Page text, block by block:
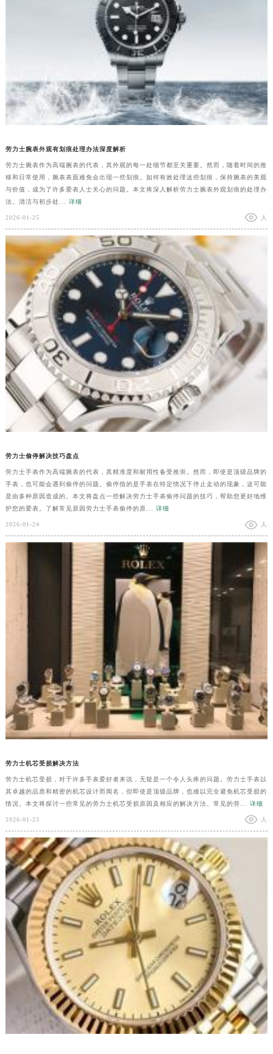
劳力士腕表外观有划痕处理办法深度解析
劳力士腕表作为高端腕表的代表，其外观的每一处细节都至关重要。然而，随着时间的推
移和日常使用，腕表表面难免会出现一些划痕。如何有效处理这些划痕，保持腕表的美观
与价值，成为了许多爱表人士关心的问题。本文将深入解析劳力士腕表外观划痕的处理办
法。清洁与初步处... 详细
2026-01-25 人
劳力士偷停解决技巧盘点
劳力士手表作为高端腕表的代表，其精准度和耐用性备受推崇。然而，即使是顶级品牌的
手表，也可能会遇到偷停的问题。偷停指的是手表在特定情况下停止走动的现象，这可能
是由多种原因造成的。本文将盘点一些解决劳力士手表偷停问题的技巧，帮助您更好地维
护您的爱表。了解常见原因劳力士手表偷停的原... 详细
2026-01-24 人
劳力士机芯受损解决方法
劳力士机芯受损，对于许多手表爱好者来说，无疑是一个令人头疼的问题。劳力士手表以
其卓越的品质和精密的机芯设计而闻名，但即使是顶级品牌，也难以完全避免机芯受损的
情况。本文将探讨一些常见的劳力士机芯受损原因及相应的解决方法。常见的劳... 详细
2026-01-23 人